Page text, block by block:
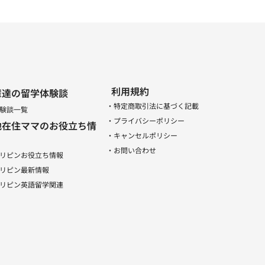
の留学体験談
談一覧
住ママのお役立ち情
ピンお役立ち情報
ピン最新情報
ピン英語留学関連
利用規約
・特定商取引法に基づく記載
・プライバシーポリシー
・キャンセルポリシー
・お問い合わせ